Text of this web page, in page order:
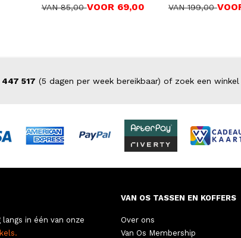
VAN 85,00VOOR 69,00 VAN 199,00
447 517 (5 dagen per week bereikbaar) of zoek een
langs in één van onze
VAN OS TASSEN EN KOFFERS
Over ons
Van Os Membership